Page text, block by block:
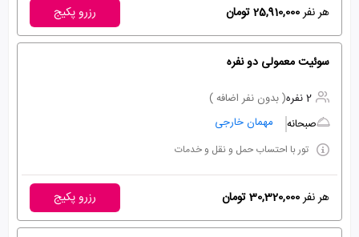
هر نفر25,910,000 تومان رزرو پکیج
سوئیت معمولی دو نفره
2 نفره
( بدون نفر اضافه )
صبحانه
مهمان خارجی
تور با احتساب حمل و نقل و خدمات
هر نفر30,320,000 تومان رزرو پکیج